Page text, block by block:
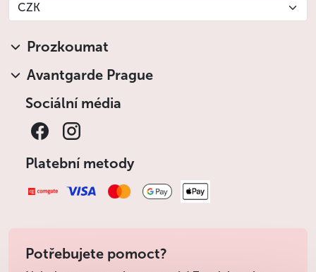
CZK
Prozkoumat
Avantgarde Prague
Sociální média
Platební metody
Potřebujete pomoct?